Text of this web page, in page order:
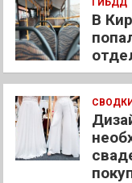
ГИБДД
В
СВОДКИ